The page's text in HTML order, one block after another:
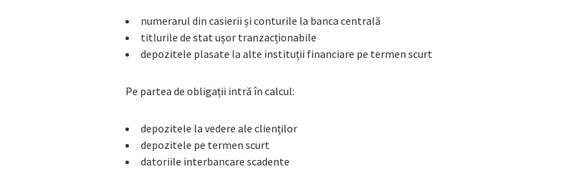
numerarul din casierii și conturile la banca centrală
titlurile de stat ușor tranzacționabile
depozitele plasate la alte instituții financiare pe termen scurt
Pe partea de obligații intră în calcul:
depozitele la vedere ale clienților
depozitele pe termen scurt
datoriile interbancare scadente